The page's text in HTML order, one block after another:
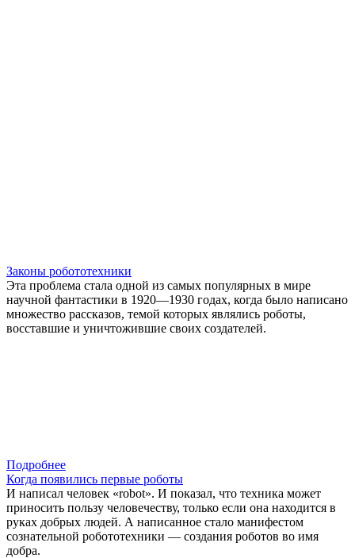
Законы робототехники
Эта проблема стала одной из самых популярных в мире
научной фантастики в 1920—1930 годах, когда было написано
множество рассказов, темой которых являлись роботы,
восставшие и уничтожившие своих создателей.
Подробнее
Когда появились первые роботы
И написал человек «robot». И показал, что техника может
приносить пользу человечеству, только если она находится в
руках добрых людей. А написанное стало манифестом
сознательной робототехники — создания роботов во имя
добра.